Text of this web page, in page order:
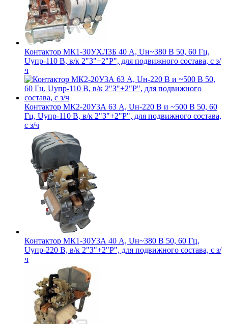
Контактор МК1-30УХЛ3Б 40 А, Uн~380 В 50, 60 Гц,
Uупр-110 В, в/к 2"З"+2"Р", для подвижного состава, с з/
ч
Контактор МК2-20У3А 63 А, Uн-220 В и ~500 В 50, 60
Гц, Uупр-110 В, в/к 2"З"+2"Р", для подвижного состава,
с з/ч
Контактор МК1-30У3А 40 А, Uн~380 В 50, 60 Гц,
Uупр-220 В, в/к 2"З"+2"Р", для подвижного состава, с з/
ч